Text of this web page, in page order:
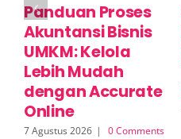
Panduan Proses
Akuntansi Bisnis
UMKM: Kelola
Lebih Mudah
dengan Accurate
Online
7 Agustus 2026 | 0 Comments